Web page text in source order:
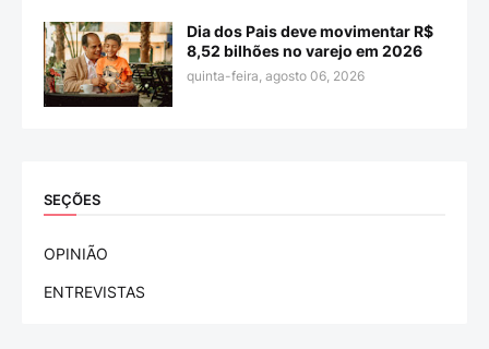
Dia dos Pais deve movimentar R$
8,52 bilhões no varejo em 2026
quinta-feira, agosto 06, 2026
SEÇÕES
OPINIÃO
ENTREVISTAS